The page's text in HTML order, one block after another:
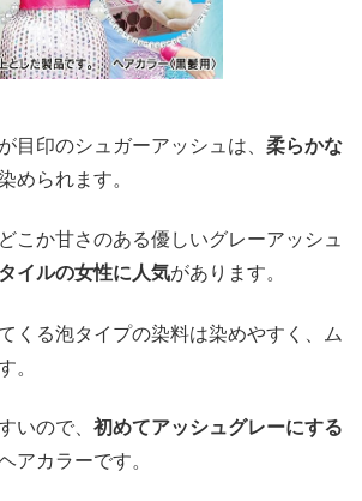
目印のシュガーアッシュは、 柔らかな
められます。
こか甘さのある優しいグレーアッシュ
イルの女性に人気があります。
くる泡タイプの染料は染めやすく、ム
。
いので、 初めてアッシュグレーにする
アカラーです。